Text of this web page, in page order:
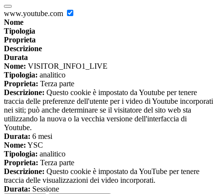
www.youtube.com
Nome
Tipologia
Proprieta
Descrizione
Durata
Nome: VISITOR_INFO1_LIVE
Tipologia: analitico
Proprieta: Terza parte
Descrizione: Questo cookie è impostato da Youtube per tenere
traccia delle preferenze dell'utente per i video di Youtube incorporati
nei siti; può anche determinare se il visitatore del sito web sta
utilizzando la nuova o la vecchia versione dell'interfaccia di
Youtube.
Durata: 6 mesi
Nome: YSC
Tipologia: analitico
Proprieta: Terza parte
Descrizione: Questo cookie è impostato da YouTube per tenere
traccia delle visualizzazioni dei video incorporati.
Durata: Sessione